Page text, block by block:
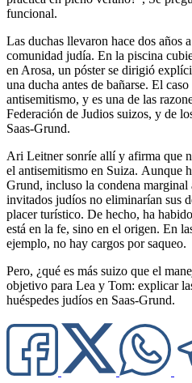
funcional.
Las duchas llevaron hace dos años
comunidad judía. En la piscina
en Arosa, un póster se dirigió
una ducha antes de bañarse. El
antisemitismo, y es una de las
Federación de Judios suizos, y de
Saas-Grund.
Ari Leitner sonríe allí y afirma que
el antisemitismo en Suiza. Aunque
Grund, incluso la condena
invitados judíos no eliminarían sus
placer turístico. De hecho, ha
está en la fe, sino en el origen. En
ejemplo, no hay cargos por saqueo.
Pero, ¿qué es más suizo que el
objetivo para Lea y Tom: explicar
huéspedes judíos en Saas-Grund.